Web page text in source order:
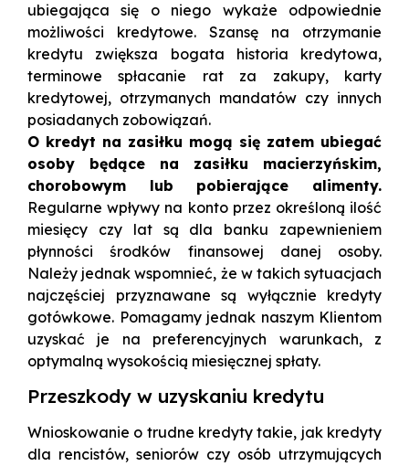
ubiegająca się o niego wykaże odpowiednie
możliwości kredytowe. Szansę na otrzymanie
kredytu zwiększa bogata historia kredytowa,
terminowe spłacanie rat za zakupy, karty
kredytowej, otrzymanych mandatów czy innych
posiadanych zobowiązań.
O kredyt na zasiłku mogą się zatem ubiegać
osoby będące na zasiłku macierzyńskim,
chorobowym lub pobierające alimenty.
Regularne wpływy na konto przez określoną ilość
miesięcy czy lat są dla banku zapewnieniem
płynności środków finansowej danej osoby.
Należy jednak wspomnieć, że w takich sytuacjach
najczęściej przyznawane są wyłącznie kredyty
gotówkowe. Pomagamy jednak naszym Klientom
uzyskać je na preferencyjnych warunkach, z
optymalną wysokością miesięcznej spłaty.
Przeszkody w uzyskaniu kredytu
Wnioskowanie o trudne kredyty takie, jak kredyty
dla rencistów, seniorów czy osób utrzymujących